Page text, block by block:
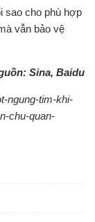
sao cho phù hợp
vẫn bảo vệ
Sina, Baidu
ngung-tim-khi-
chu-quan-